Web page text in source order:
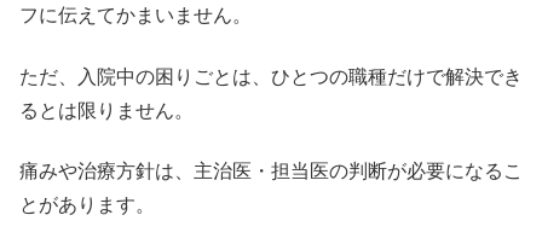
フに伝えてかまいません。
ただ、入院中の困りごとは、ひとつの職種だけで解決でき
るとは限りません。
痛みや治療方針は、主治医・担当医の判断が必要になるこ
とがあります。